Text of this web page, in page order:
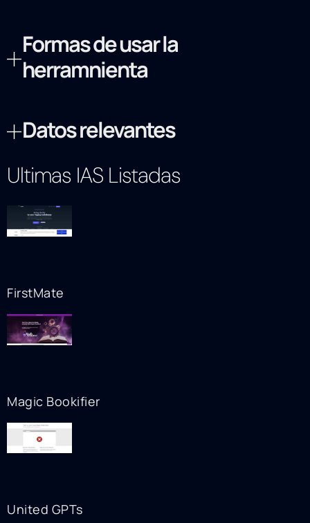
Formas de usar la
herramnienta
Datos relevantes
Ultimas IAS Listadas
FirstMate
Magic Bookifier
United GPTs